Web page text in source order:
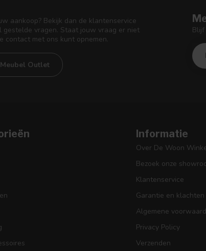
aankoop? Bekijk dan de klantenservice
vragen. Staat jouw vraag er niet
contact met ons kunt opnemen.
Outlet
Informatie
Over De Woon
Bezoek onze
Klantenservice
Garantie en klachten
Algemene
Privacy Policy
Verzenden